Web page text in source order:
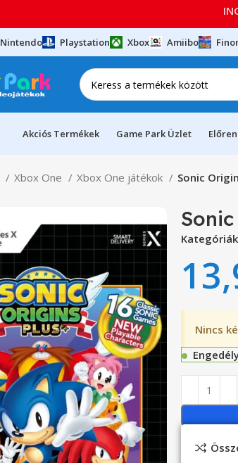
Nintendo Playstation Xbox Amiibo
Akciós Termékek Game Park Üzlet
Xbox One Xbox One játékok Sonic
Nincs